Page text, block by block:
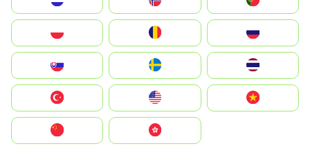
United States
中國香港特別行政區